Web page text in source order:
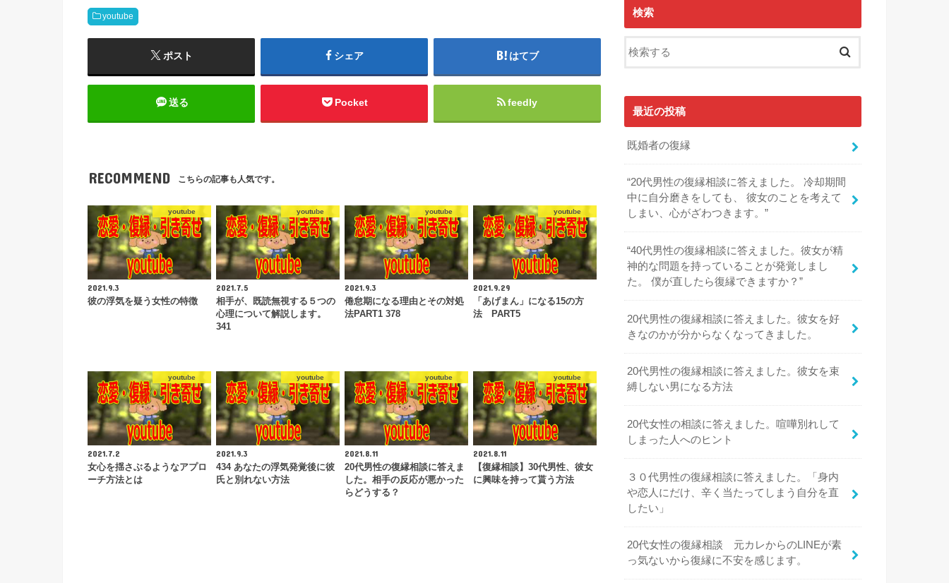
youtube
ポスト シェア はてブ
送る Pocket feedly
RECOMMEND こちらの記事も人気です。
youtube
2021.9.3
彼の浮気を疑う女性の特徴
youtube
2021.7.5
相手が、既読無視する５つの
心理について解説します。
341
youtube
2021.9.3
倦怠期になる理由とその対処
法PART1 378
youtube
2021.9.29
「あげまん」になる15の方
法 PART5
youtube
2021.7.2
女心を揺さぶるようなアプロ
ーチ方法とは
youtube
2021.9.3
434 あなたの浮気発覚後に彼
氏と別れない方法
youtube
2021.8.11
20代男性の復縁相談に答えま
した。相手の反応が悪かった
らどうする？
youtube
2021.8.11
【復縁相談】30代男性、彼女
に興味を持って貰う方法
検索
最近の投稿
既婚者の復縁
“20代男性の復縁相談に答えました。 冷却期間
中に自分磨きをしても、 彼女のことを考えて
しまい、心がざわつきます。”
“40代男性の復縁相談に答えました。彼女が精
神的な問題を持っていることが発覚しまし
た。 僕が直したら復縁できますか？”
20代男性の復縁相談に答えました。彼女を好
きなのかが分からなくなってきました。
20代男性の復縁相談に答えました。彼女を束
縛しない男になる方法
20代女性の相談に答えました。喧嘩別れして
しまった人へのヒント
３０代男性の復縁相談に答えました。「身内
や恋人にだけ、辛く当たってしまう自分を直
したい」
20代女性の復縁相談 元カレからのLINEが素
っ気ないから復縁に不安を感じます。